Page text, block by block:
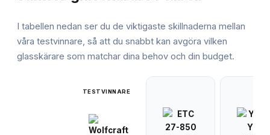
I tabellen nedan ser du de viktigaste skillnaderna mellan
våra testvinnare, så att du snabbt kan avgöra vilken
glasskärare som matchar dina behov och din budget.
TESTVINNARE